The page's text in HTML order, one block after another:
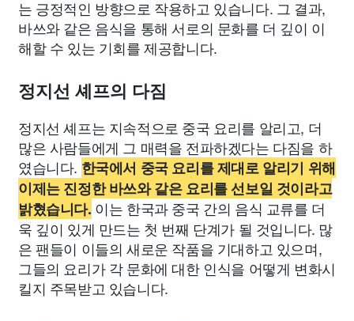
는 긍정적인 방향으로 작용하고 있습니다. 그 결과,
바쓰와 같은 음식을 통해 서로의 문화를 더 깊이 이
해할 수 있는 기회를 제공합니다.
정지선 셰프의 다짐
정지선 셰프는 지속적으로 중국 요리를 알리고, 더
많은 사람들에게 그 매력을 전파하겠다는 다짐을 하
였습니다. 한국에서 중국 요리를 제대로 알리기 위해
이제는 진정한 바쓰와 같은 요리를 선보일 것이라고
밝혔습니다. 이는 한국과 중국 간의 음식 교류를 더
욱 깊이 있게 만드는 첫 번째 단계가 될 것입니다. 많
은 팬들이 이들의 새로운 작품을 기대하고 있으며,
그들의 요리가 각 문화에 대한 인식을 어떻게 변화시
킬지 주목받고 있습니다.